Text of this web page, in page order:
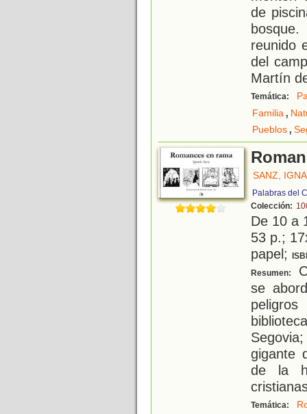
de
reunido
del
Martín
Temática:
Familia,
Pueblos,
SANZ,
Palabras del
Colección:
De 10 a
53 p.;
papel;
Resumen:
se
gigante
de la
Temática: